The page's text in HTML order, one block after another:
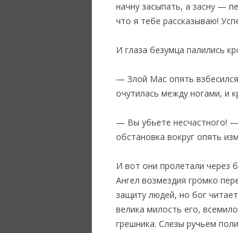
начну засыпать, а засну —
что я тебе рассказываю!
И глаза безумца палились
— Злой Мас опять
очутилась между ногами, и
— Вы убьете несчастного! —
обстановка вокруг опять
И вот они пролетали через
Ангел возмездия громко
защиту людей, но бог
велика милость его,
грешника. Слезы ручьем